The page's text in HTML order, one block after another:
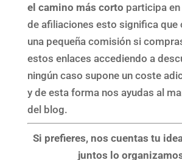
el camino más corto participa
de afiliaciones esto significa que
una pequeña comisión si
estos enlaces accediendo a
ningún caso supone un coste
y de esta forma nos ayudas al
del blog.
Si prefieres, nos cuentas tu
juntos lo